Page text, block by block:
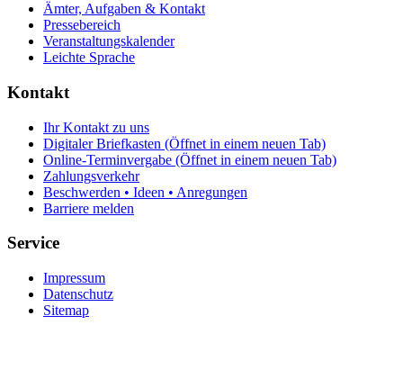
Ämter, Aufgaben & Kontakt
Pressebereich
Veranstaltungskalender
Leichte Sprache
Kontakt
Ihr Kontakt zu uns
Digitaler Briefkasten (Öffnet in einem neuen Tab)
Online-Terminvergabe (Öffnet in einem neuen Tab)
Zahlungsverkehr
Beschwerden • Ideen • Anregungen
Barriere melden
Service
Impressum
Datenschutz
Sitemap